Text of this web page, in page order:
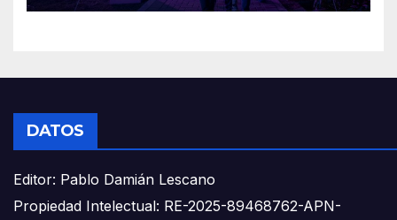
DATOS
Editor: Pablo Damián Lescano
Propiedad Intelectual: RE-2025-89468762-APN-